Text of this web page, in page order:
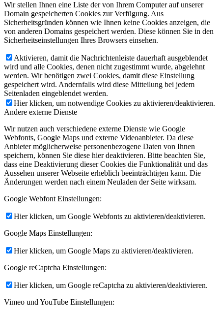
Wir stellen Ihnen eine Liste der von Ihrem Computer auf unserer
Domain gespeicherten Cookies zur Verfügung. Aus
Sicherheitsgründen können wie Ihnen keine Cookies anzeigen, die
von anderen Domains gespeichert werden. Diese können Sie in den
Sicherheitseinstellungen Ihres Browsers einsehen.
Aktivieren, damit die Nachrichtenleiste dauerhaft ausgeblendet
wird und alle Cookies, denen nicht zugestimmt wurde, abgelehnt
werden. Wir benötigen zwei Cookies, damit diese Einstellung
gespeichert wird. Andernfalls wird diese Mitteilung bei jedem
Seitenladen eingeblendet werden.
Hier klicken, um notwendige Cookies zu aktivieren/deaktivieren.
Andere externe Dienste
Wir nutzen auch verschiedene externe Dienste wie Google
Webfonts, Google Maps und externe Videoanbieter. Da diese
Anbieter möglicherweise personenbezogene Daten von Ihnen
speichern, können Sie diese hier deaktivieren. Bitte beachten Sie,
dass eine Deaktivierung dieser Cookies die Funktionalität und das
Aussehen unserer Webseite erheblich beeinträchtigen kann. Die
Änderungen werden nach einem Neuladen der Seite wirksam.
Google Webfont Einstellungen:
Hier klicken, um Google Webfonts zu aktivieren/deaktivieren.
Google Maps Einstellungen:
Hier klicken, um Google Maps zu aktivieren/deaktivieren.
Google reCaptcha Einstellungen:
Hier klicken, um Google reCaptcha zu aktivieren/deaktivieren.
Vimeo und YouTube Einstellungen: